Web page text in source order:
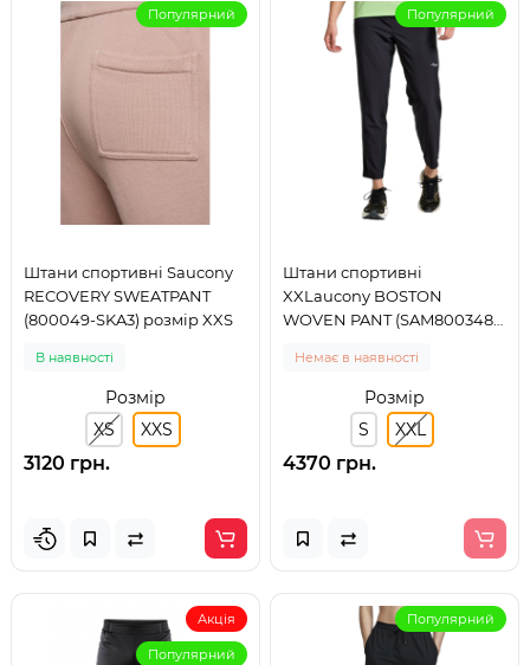
Популярний
Штани спортивні Saucony
RECOVERY SWEATPANT
(800049-SKA3) розмір XXS
В наявності
Розмір
XS
XXS
3120 грн.
Популярний
Штани спортивні
XXLaucony BOSTON
WOVEN PANT (SAM800348-
Немає в наявності
Розмір
S
XXL
4370 грн.
Акція
Популярний
Популярний